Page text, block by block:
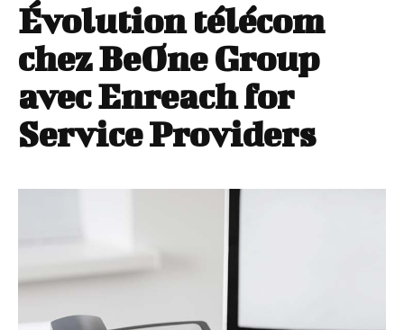
Évolution télécom
chez BeOne Group
avec Enreach for
Service Providers